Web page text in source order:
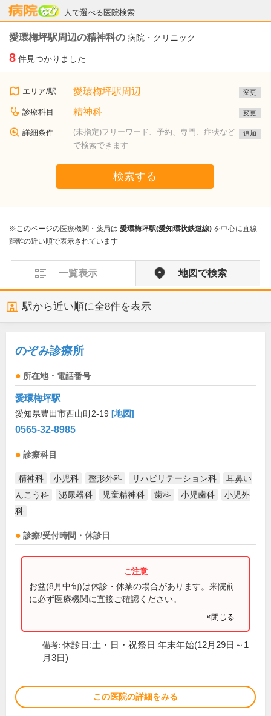
人で選べる医院検索
病院なび
愛環梅坪駅周辺の精神科の 病院・クリニック
8 件見つかりました
エリア/駅 愛環梅坪駅周辺 変更
診療科目 精神科 変更
詳細条件
(未指定)フリーワード、予約、専門、症状など
で検索できます
追加
検索する
※このページの医療機関・薬局は 愛環梅坪駅(愛知環状鉄道線) を中心に直線
距離の近い順で表示されています
一覧表示 地図で検索
駅から近い順に全8件を表示
のぞみ診療所
所在地・電話番号
愛環梅坪駅
愛知県豊田市西山町2-19 [地図]
0565-32-8985
診療科目
精神科 小児科 整形外科 リハビリテーション科
耳鼻い
んこう科
泌尿器科 児童精神科 歯科 小児歯科
小児外
科
診療/受付時間・休診日
お盆(8月中旬)は休診・休業の場合があります。来院前
に必ず医療機関に直接ご確認ください。
×閉じる
備考: 休診日:土・日・祝祭日 年末年始(12月29日～1
月3日)
この医院の詳細をみる